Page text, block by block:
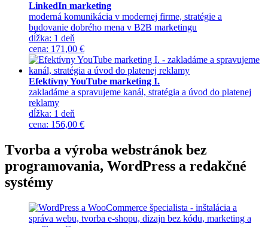
LinkedIn marketing
moderná komunikácia v modernej firme, stratégie a
budovanie dobrého mena v B2B marketingu
dĺžka: 1 deň
cena: 171,00 €
Efektívny YouTube marketing I.
zakladáme a spravujeme kanál, stratégia a úvod do platenej
reklamy
dĺžka: 1 deň
cena: 156,00 €
Tvorba a výroba webstránok bez
programovania, WordPress a redakčné
systémy